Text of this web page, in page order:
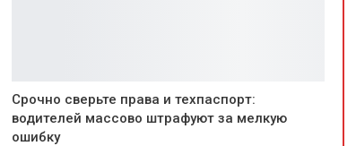
Срочно сверьте права и техпаспорт:
водителей массово штрафуют за мелкую
ошибку